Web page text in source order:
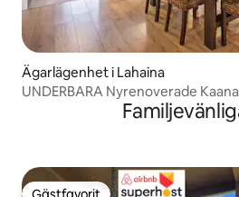
Ägarlägenhet i Lahaina
UNDERBARA Nyrenoverade
TILLGÄNGLIG !!!